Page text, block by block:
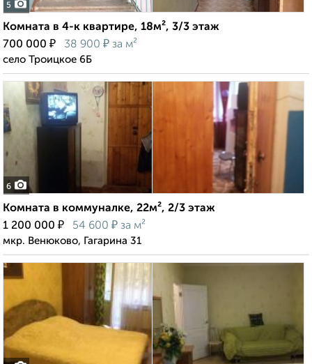
5
Комната в 4-к квартире, 18м², 3/3 этаж
700 000 ₽ 38 900 ₽ за м²
село Троицкое 6Б
6
Комната в коммуналке, 22м², 2/3 этаж
1 200 000 ₽ 54 600 ₽ за м²
мкр. Венюково, Гагарина 31